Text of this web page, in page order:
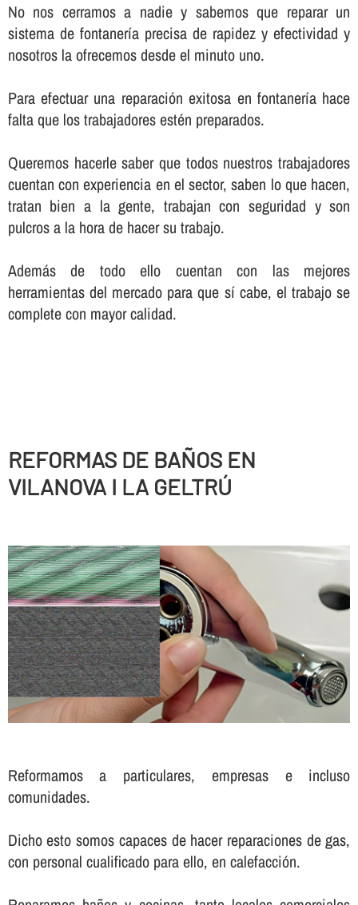
No nos cerramos a nadie y sabemos que reparar un
sistema de fontanerí­a precisa de rapidez y efectividad y
nosotros la ofrecemos desde el minuto uno.
Para efectuar una reparación exitosa en fontanerí­a hace
falta que los trabajadores estén preparados.
Queremos hacerle saber que todos nuestros trabajadores
cuentan con experiencia en el sector, saben lo que hacen,
tratan bien a la gente, trabajan con seguridad y son
pulcros a la hora de hacer su trabajo.
Además de todo ello cuentan con las mejores
herramientas del mercado para que sí­ cabe, el trabajo se
complete con mayor calidad.
REFORMAS DE BAÑOS EN
VILANOVA I LA GELTRÚ
Reformamos a particulares, empresas e incluso
comunidades.
Dicho esto somos capaces de hacer reparaciones de gas,
con personal cualificado para ello, en calefacción.